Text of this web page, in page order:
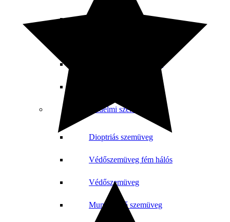
Sapkák ABS héjjal
Munkavédelmi szemüveg
Dioptriás szemüveg
Védőszemüveg fém hálós
Védőszemüveg
Munkavédő szemüveg